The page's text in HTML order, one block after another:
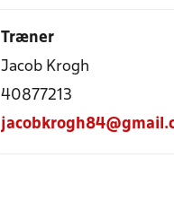
Træner
Jacob Krogh
40877213